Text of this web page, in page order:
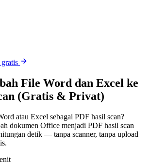
File Word dan Excel ke
(Gratis & Privat)
atau Excel sebagai PDF hasil scan?
dokumen Office menjadi PDF hasil scan
detik — tanpa scanner, tanpa upload